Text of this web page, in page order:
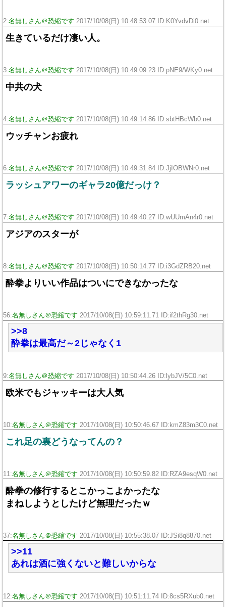
2:名無しさん＠恐縮です 2017/10/08(日) 10:48:53.07 ID:K0YvdvDi0.net
生きているだけ凄い人。
3:名無しさん＠恐縮です 2017/10/08(日) 10:49:09.23 ID:pNE9/WKy0.net
中共の犬
4:名無しさん＠恐縮です 2017/10/08(日) 10:49:14.86 ID:sbtHBcWb0.net
ウッチャンお疲れ
6:名無しさん＠恐縮です 2017/10/08(日) 10:49:31.84 ID:JjIOBWNr0.net
ラッシュアワーのギャラ20億だっけ？
7:名無しさん＠恐縮です 2017/10/08(日) 10:49:40.27 ID:wUUmAn4r0.net
アジアのスターが
8:名無しさん＠恐縮です 2017/10/08(日) 10:50:14.77 ID:i3GdZRB20.net
酔拳よりいい作品はついにできなかったな
56:名無しさん＠恐縮です 2017/10/08(日) 10:59:11.71 ID:if2thRg30.net
>>8
酔拳は最高だ～2じゃなく1
9:名無しさん＠恐縮です 2017/10/08(日) 10:50:44.26 ID:lybJV/5C0.net
欧米でもジャッキーは大人気
10:名無しさん＠恐縮です 2017/10/08(日) 10:50:46.67 ID:kmZ83m3C0.net
これ足の裏どうなってんの？
11:名無しさん＠恐縮です 2017/10/08(日) 10:50:59.82 ID:RZA9esqW0.net
酔拳の修行するとこかっこよかったな
まねしようとしたけど無理だったｗ
37:名無しさん＠恐縮です 2017/10/08(日) 10:55:38.07 ID:JSi8q8870.net
>>11
あれは酒に強くないと難しいからな
12:名無しさん＠恐縮です 2017/10/08(日) 10:51:11.74 ID:8cs5RXub0.net